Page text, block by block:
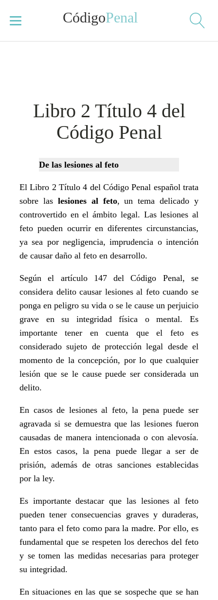
CódigoPenal
Libro 2 Título 4 del
Código Penal
De las lesiones al feto
El Libro 2 Título 4 del Código Penal español trata
sobre las lesiones al feto, un tema delicado y
controvertido en el ámbito legal. Las lesiones al
feto pueden ocurrir en diferentes circunstancias,
ya sea por negligencia, imprudencia o intención
de causar daño al feto en desarrollo.
Según el artículo 147 del Código Penal, se
considera delito causar lesiones al feto cuando se
ponga en peligro su vida o se le cause un perjuicio
grave en su integridad física o mental. Es
importante tener en cuenta que el feto es
considerado sujeto de protección legal desde el
momento de la concepción, por lo que cualquier
lesión que se le cause puede ser considerada un
delito.
En casos de lesiones al feto, la pena puede ser
agravada si se demuestra que las lesiones fueron
causadas de manera intencionada o con alevosía.
En estos casos, la pena puede llegar a ser de
prisión, además de otras sanciones establecidas
por la ley.
Es importante destacar que las lesiones al feto
pueden tener consecuencias graves y duraderas,
tanto para el feto como para la madre. Por ello, es
fundamental que se respeten los derechos del feto
y se tomen las medidas necesarias para proteger
su integridad.
En situaciones en las que se sospeche que se han